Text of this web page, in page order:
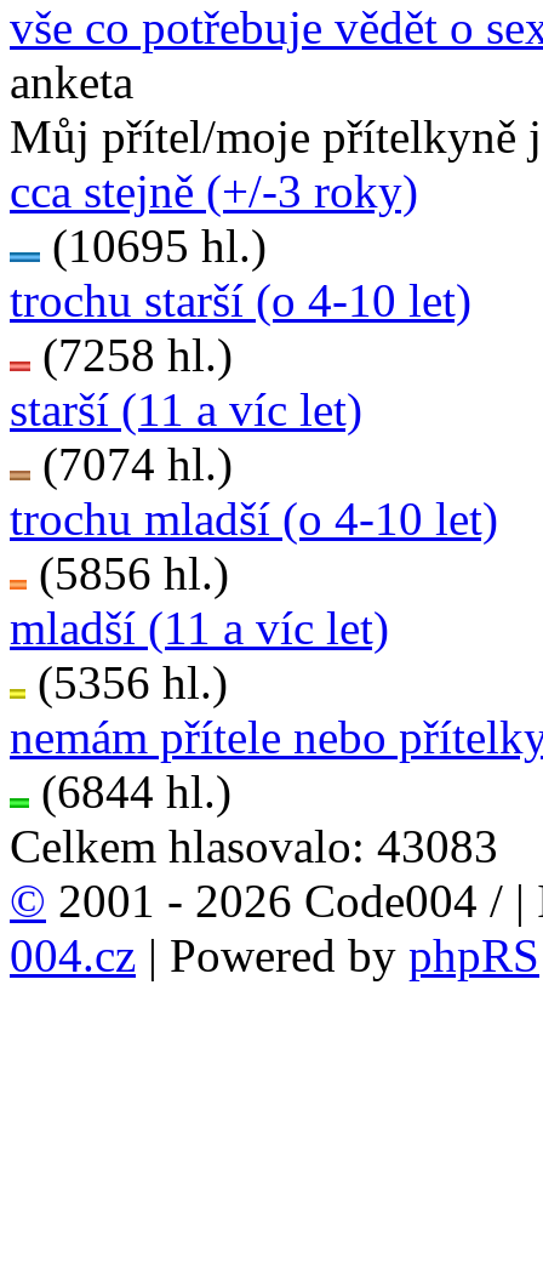
vše co potřebuje vědět o
anketa
Můj přítel/moje přítelkyně
cca stejně (+/-3 roky)
(10695 hl.)
trochu starší (o 4-10 let)
(7258 hl.)
starší (11 a víc let)
(7074 hl.)
trochu mladší (o 4-10 let)
(5856 hl.)
mladší (11 a víc let)
(5356 hl.)
nemám přítele nebo
(6844 hl.)
Celkem hlasovalo: 43083
© 2001 - 2026 Code004 / |
004.cz | Powered by phpRS